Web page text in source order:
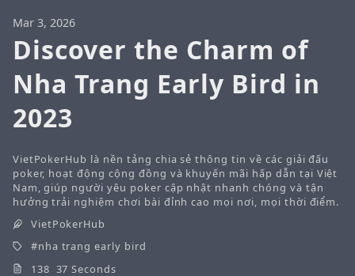
Mar 3, 2026
Discover the Charm of
Nha Trang Early Bird in
2023
VietPokerHub là nền tảng chia sẻ thông tin về các giải đấu
poker, hoạt động cộng đồng và khuyến mãi hấp dẫn tại Việt
Nam, giúp người yêu poker cập nhật nhanh chóng và tận
hưởng trải nghiệm chơi bài đỉnh cao mọi nơi, mọi thời điểm.
VietPokerHub
nha trang early bird
138 37 Seconds